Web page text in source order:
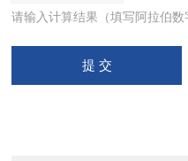
请输入计算结果（填写阿拉伯